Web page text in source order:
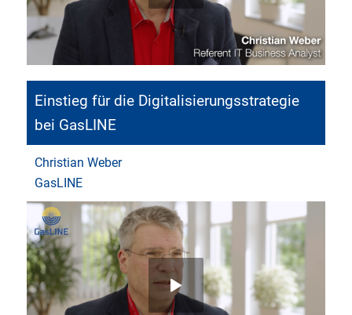
Einstieg für die Digitalisierungsstrategie
bei GasLINE
Christian Weber
GasLINE